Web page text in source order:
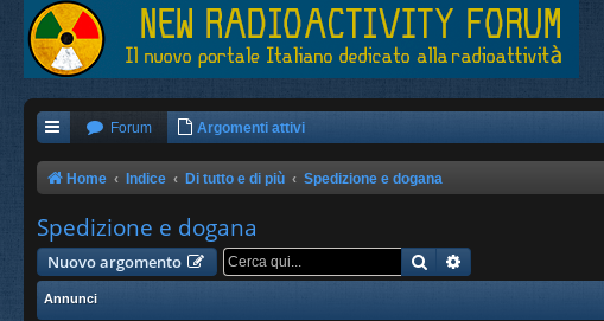
Forum Argomenti attivi
Home Indice Di tutto e di più Spedizione e dogana
Spedizione e dogana
Nuovo argomento Cerca
Annunci